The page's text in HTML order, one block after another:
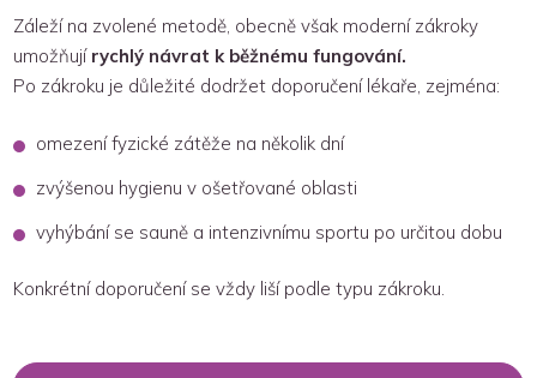
Záleží na zvolené metodě, obecně však moderní zákroky
umožňují rychlý návrat k běžnému fungování.
Po zákroku je důležité dodržet doporučení lékaře, zejména:
omezení fyzické zátěže na několik dní
zvýšenou hygienu v ošetřované oblasti
vyhýbání se sauně a intenzivnímu sportu po určitou dobu
Konkrétní doporučení se vždy liší podle typu zákroku.